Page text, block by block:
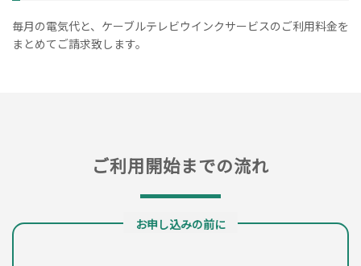
毎月の電気代と、ケーブルテレビウインクサービスのご利用料金を
まとめてご請求致します。
ご利用開始までの流れ
お申し込みの前に